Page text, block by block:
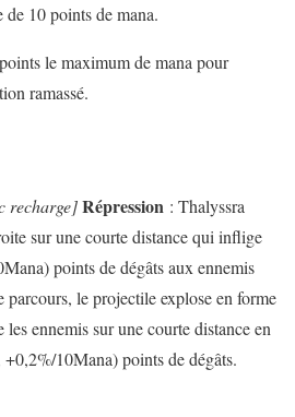
10 points de mana.
le maximum de mana pour
ramassé.
recharge]Répression : Thalyssra
sur une courte distance qui inflige
points de dégâts aux ennemis
le projectile explose en forme
les ennemis sur une courte distance en
10Mana) points de dégâts.